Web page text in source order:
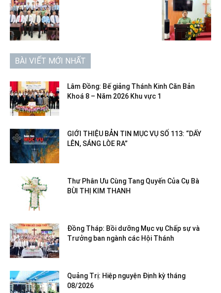
BÀI VIẾT MỚI NHẤT
Lâm Đồng: Bế giảng Thánh Kinh Căn Bản
Khoá 8 – Năm 2026 Khu vực 1
GIỚI THIỆU BẢN TIN MỤC VỤ SỐ 113: “DẤY
LÊN, SÁNG LÒE RA”
Thư Phân Ưu Cùng Tang Quyến Của Cụ Bà
BÙI THỊ KIM THANH
Đồng Tháp: Bồi dưỡng Mục vụ Chấp sự và
Trưởng ban ngành các Hội Thánh
Quảng Trị: Hiệp nguyện Định kỳ tháng
08/2026